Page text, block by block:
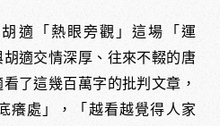
適「熱眼旁觀」這場「運
適交情深厚、往來不輟的唐
了這幾百萬字的批判文章，
癢處」，「越看越覺得人家